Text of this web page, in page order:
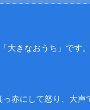
大きなおうち」です
赤にして怒り、大